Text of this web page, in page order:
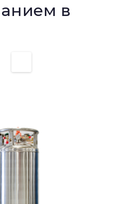
в